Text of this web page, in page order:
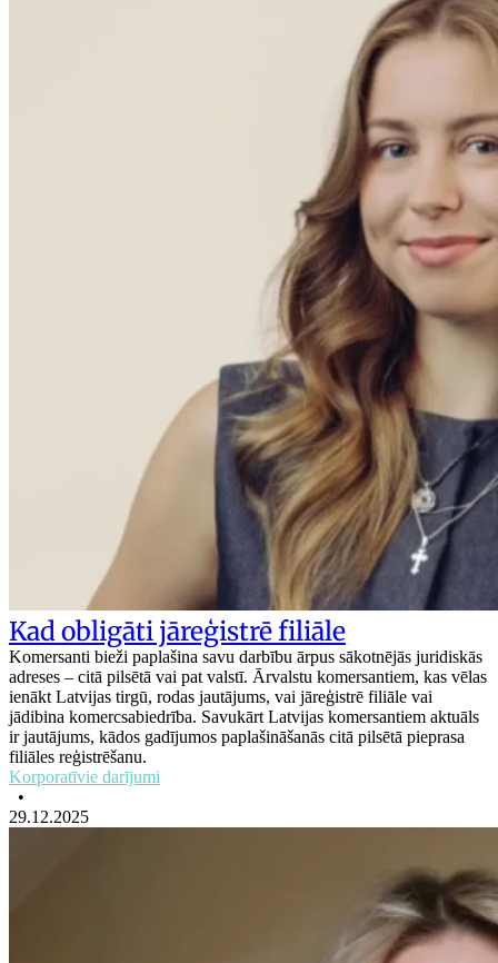
Kad obligāti jāreģistrē filiāle
Komersanti bieži paplašina savu darbību ārpus sākotnējās juridiskās
adreses – citā pilsētā vai pat valstī. Ārvalstu komersantiem, kas vēlas
ienākt Latvijas tirgū, rodas jautājums, vai jāreģistrē filiāle vai
jādibina komercsabiedrība. Savukārt Latvijas komersantiem aktuāls
ir jautājums, kādos gadījumos paplašināšanās citā pilsētā pieprasa
filiāles reģistrēšanu.
Korporatīvie darījumi
•
29.12.2025